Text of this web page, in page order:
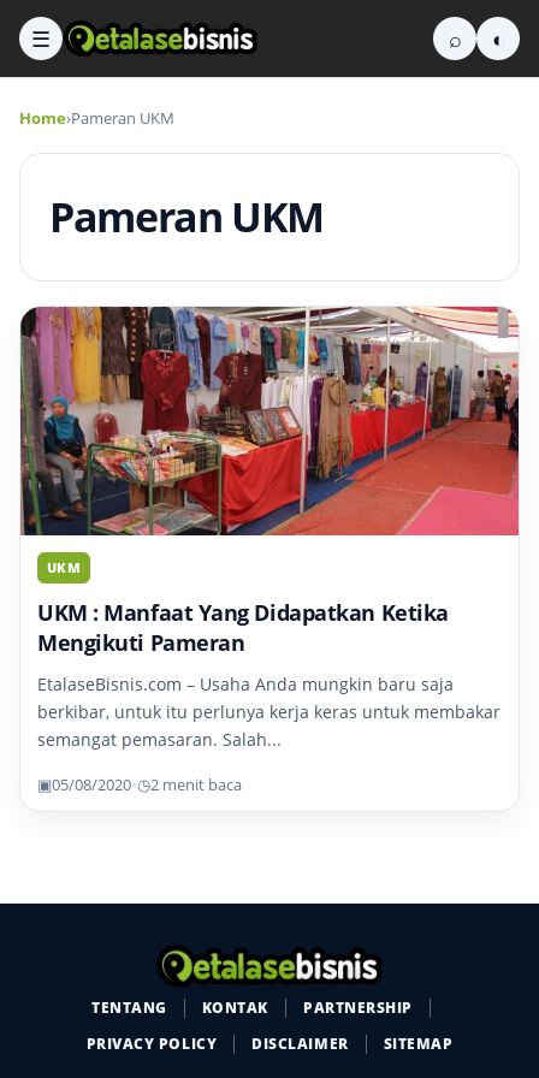
☰ ⌕ ◐
Home›Pameran UKM
Pameran UKM
UKM
UKM : Manfaat Yang Didapatkan Ketika
Mengikuti Pameran
EtalaseBisnis.com – Usaha Anda mungkin baru saja
berkibar, untuk itu perlunya kerja keras untuk membakar
semangat pemasaran. Salah...
▣05/08/2020•◷2 menit baca
TENTANG KONTAK
PARTNERSHIP
PRIVACY POLICY
DISCLAIMER SITEMAP